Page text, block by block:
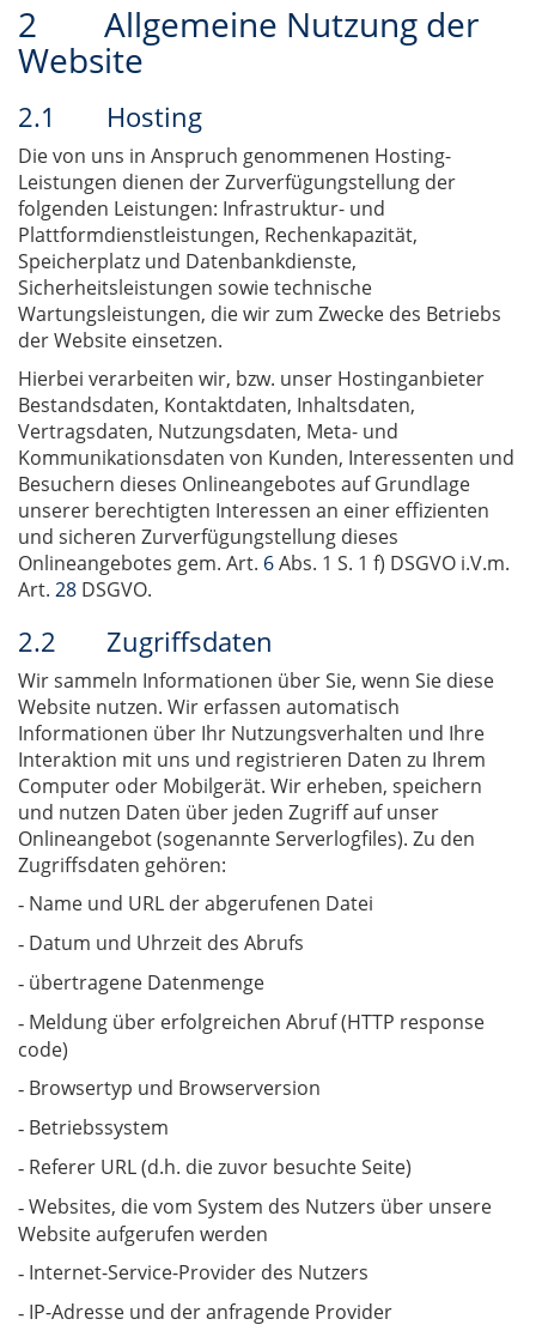
2 Allgemeine Nutzung der
Website
2.1 Hosting
Die von uns in Anspruch genommenen Hosting-
Leistungen dienen der Zurverfügungstellung der
folgenden Leistungen: Infrastruktur- und
Plattformdienstleistungen, Rechenkapazität,
Speicherplatz und Datenbankdienste,
Sicherheitsleistungen sowie technische
Wartungsleistungen, die wir zum Zwecke des Betriebs
der Website einsetzen.
Hierbei verarbeiten wir, bzw. unser Hostinganbieter
Bestandsdaten, Kontaktdaten, Inhaltsdaten,
Vertragsdaten, Nutzungsdaten, Meta- und
Kommunikationsdaten von Kunden, Interessenten und
Besuchern dieses Onlineangebotes auf Grundlage
unserer berechtigten Interessen an einer effizienten
und sicheren Zurverfügungstellung dieses
Onlineangebotes gem. Art. 6Abs. 1 S. 1 f) DSGVO i.V.m.
Art. 28 DSGVO.
2.2 Zugriffsdaten
Wir sammeln Informationen über Sie, wenn Sie diese
Website nutzen. Wir erfassen automatisch
Informationen über Ihr Nutzungsverhalten und Ihre
Interaktion mit uns und registrieren Daten zu Ihrem
Computer oder Mobilgerät. Wir erheben, speichern
und nutzen Daten über jeden Zugriff auf unser
Onlineangebot (sogenannte Serverlogfiles). Zu den
Zugriffsdaten gehören:
- Name und URL der abgerufenen Datei
- Datum und Uhrzeit des Abrufs
- übertragene Datenmenge
- Meldung über erfolgreichen Abruf (HTTP response
code)
- Browsertyp und Browserversion
- Betriebssystem
- Referer URL (d.h. die zuvor besuchte Seite)
- Websites, die vom System des Nutzers über unsere
Website aufgerufen werden
- Internet-Service-Provider des Nutzers
- IP-Adresse und der anfragende Provider